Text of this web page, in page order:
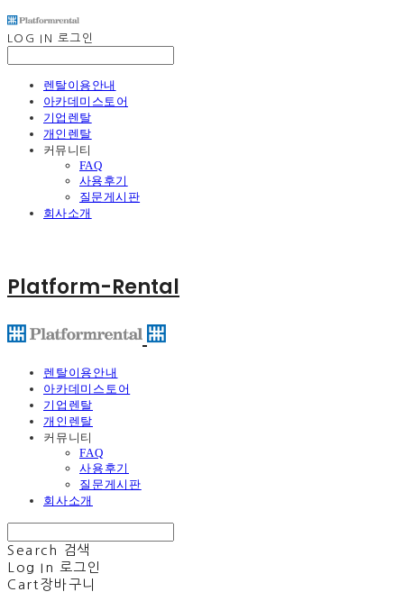
LOG IN 로그인
렌탈이용안내
아카데미스토어
기업렌탈
개인렌탈
커뮤니티
FAQ
사용후기
질문게시판
회사소개
Platform-Rental
렌탈이용안내
아카데미스토어
기업렌탈
개인렌탈
커뮤니티
FAQ
사용후기
질문게시판
회사소개
Search
검색
Log In 로그인
Cart 장바구니